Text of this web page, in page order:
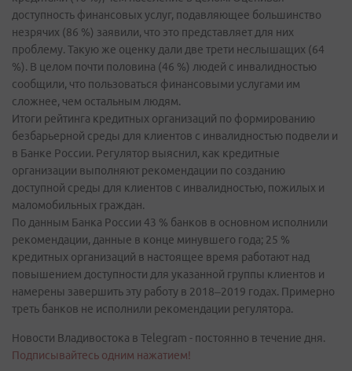
доступность финансовых услуг, подавляющее большинство
незрячих (86 %) заявили, что это представляет для них
проблему. Такую же оценку дали две трети неслышащих (64
%). В целом почти половина (46 %) людей с инвалидностью
сообщили, что пользоваться финансовыми услугами им
сложнее, чем остальным людям.
Итоги рейтинга кредитных организаций по формированию
безбарьерной среды для клиентов с инвалидностью подвели и
в Банке России. Регулятор выяснил, как кредитные
организации выполняют рекомендации по созданию
доступной среды для клиентов с инвалидностью, пожилых и
маломобильных граждан.
По данным Банка России 43 % банков в основном исполнили
рекомендации, данные в конце минувшего года; 25 %
кредитных организаций в настоящее время работают над
повышением доступности для указанной группы клиентов и
намерены завершить эту работу в 2018–2019 годах. Примерно
треть банков не исполнили рекомендации регулятора.
Новости Владивостока в Telegram - постоянно в течение дня.
Подписывайтесь одним нажатием!